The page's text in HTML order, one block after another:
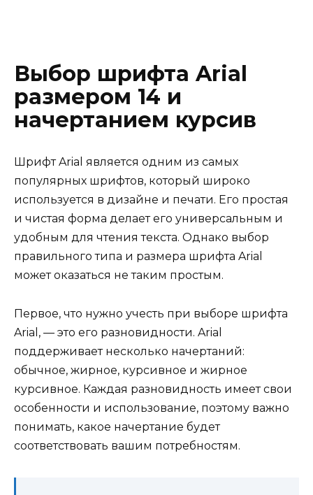
Выбор шрифта Arial
размером 14 и
начертанием курсив
Шрифт Arial является одним из самых
популярных шрифтов, который широко
используется в дизайне и печати. Его простая
и чистая форма делает его универсальным и
удобным для чтения текста. Однако выбор
правильного типа и размера шрифта Arial
может оказаться не таким простым.
Первое, что нужно учесть при выборе шрифта
Arial, — это его разновидности. Arial
поддерживает несколько начертаний:
обычное, жирное, курсивное и жирное
курсивное. Каждая разновидность имеет свои
особенности и использование, поэтому важно
понимать, какое начертание будет
соответствовать вашим потребностям.